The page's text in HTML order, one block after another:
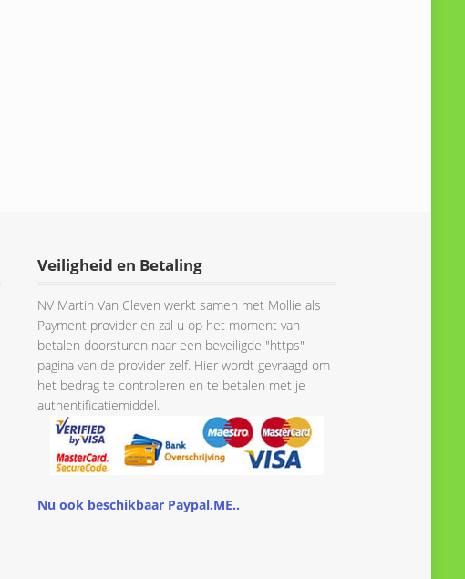
Veiligheid en Betaling
NV Martin Van Cleven werkt samen met Mollie als
Payment provider en zal u op het moment van
betalen doorsturen naar een beveiligde "https"
pagina van de provider zelf. Hier wordt gevraagd om
het bedrag te controleren en te betalen met je
authentificatiemiddel.
Nu ook beschikbaar Paypal.ME..